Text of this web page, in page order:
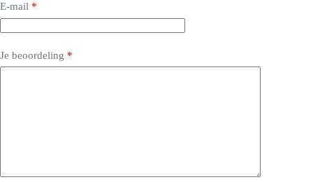
E-mail *
Je beoordeling *